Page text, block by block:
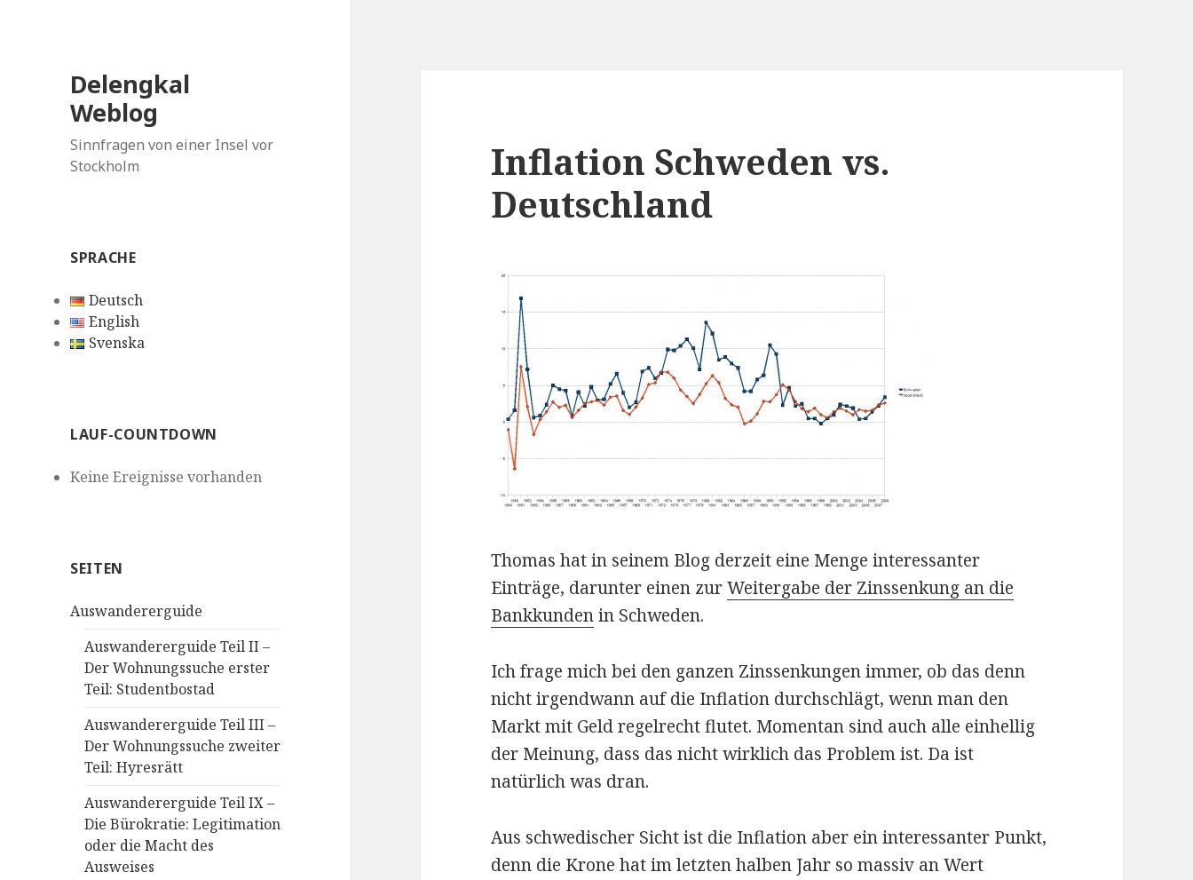
Delengkal
Weblog
Sinnfragen von einer Insel vor
Stockholm
SPRACHE
Deutsch
English
Svenska
LAUF-COUNTDOWN
Keine Ereignisse vorhanden
SEITEN
Auswandererguide
Auswandererguide Teil II –
Der Wohnungssuche erster
Teil: Studentbostad
Auswandererguide Teil III –
Der Wohnungssuche zweiter
Teil: Hyresrätt
Auswandererguide Teil IX –
Die Bürokratie: Legitimation
oder die Macht des
Ausweises
Inflation Schweden vs.
Deutschland
Thomas hat in seinem Blog derzeit eine Menge interessanter
Einträge, darunter einen zurWeitergabe der Zinssenkung an die
Bankkundenin Schweden.
Ich frage mich bei den ganzen Zinssenkungen immer, ob das denn
nicht irgendwann auf die Inflation durchschlägt, wenn man den
Markt mit Geld regelrecht flutet. Momentan sind auch alle einhellig
der Meinung, dass das nicht wirklich das Problem ist. Da ist
natürlich was dran.
Aus schwedischer Sicht ist die Inflation aber ein interessanter Punkt,
denn die Krone hat im letzten halben Jahr so massiv an Wert